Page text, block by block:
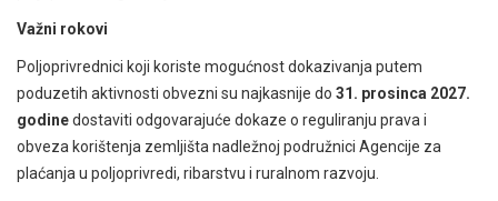
Važni rokovi
Poljoprivrednici koji koriste mogućnost dokazivanja putem
poduzetih aktivnosti obvezni su najkasnije do 31. prosinca 2027.
godinedostaviti odgovarajuće dokaze o reguliranju prava i
obveza korištenja zemljišta nadležnoj podružnici Agencije za
plaćanja u poljoprivredi, ribarstvu i ruralnom razvoju.